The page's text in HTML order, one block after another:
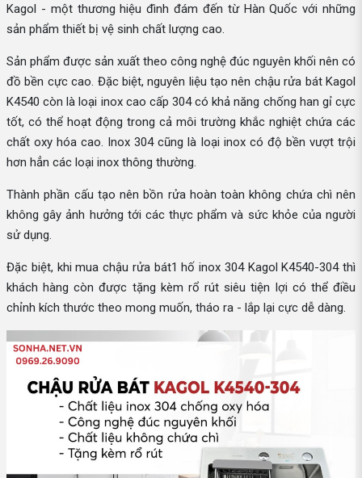
Kagol - một thương hiệu đình đám đến từ Hàn Quốc với những
sản phẩm thiết bị vệ sinh chất lượng cao.
Sản phẩm được sản xuất theo công nghệ đúc nguyên khối nên có
đồ bền cực cao. Đặc biệt, nguyên liệu tạo nên chậu rửa bát Kagol
K4540 còn là loại inox cao cấp 304 có khả năng chống han gỉ cực
tốt, có thể hoạt động trong cả môi trường khắc nghiệt chứa các
chất oxy hóa cao. Inox 304 cũng là loại inox có độ bền vượt trội
hơn hẳn các loại inox thông thường.
Thành phần cấu tạo nên bồn rửa hoàn toàn không chứa chì nên
không gây ảnh hưởng tới các thực phẩm và sức khỏe của người
sử dụng.
Đặc biệt, khi mua chậu rửa bát1 hố inox 304 Kagol K4540-304 thì
khách hàng còn được tặng kèm rổ rút siêu tiện lợi có thể điều
chỉnh kích thước theo mong muốn, tháo ra - lắp lại cực dễ dàng.